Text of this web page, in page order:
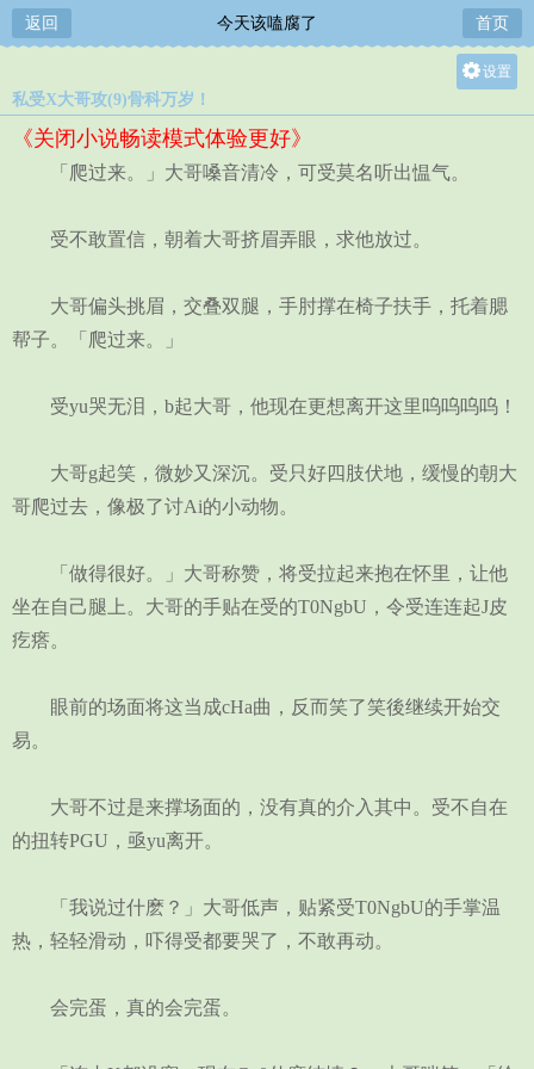
返回 今天该嗑腐了 首页
设置
私受X大哥攻(9)骨科万岁！
《关闭小说畅读模式体验更好》
「爬过来。」大哥嗓音清冷，可受莫名听出愠气。
受不敢置信，朝着大哥挤眉弄眼，求他放过。
大哥偏头挑眉，交叠双腿，手肘撑在椅子扶手，托着腮
帮子。「爬过来。」
受yu哭无泪，b起大哥，他现在更想离开这里呜呜呜呜！
大哥g起笑，微妙又深沉。受只好四肢伏地，缓慢的朝大
哥爬过去，像极了讨Ai的小动物。
「做得很好。」大哥称赞，将受拉起来抱在怀里，让他
坐在自己腿上。大哥的手贴在受的T0NgbU，令受连连起J皮
疙瘩。
眼前的场面将这当成cHa曲，反而笑了笑後继续开始交
易。
大哥不过是来撑场面的，没有真的介入其中。受不自在
的扭转PGU，亟yu离开。
「我说过什麽？」大哥低声，贴紧受T0NgbU的手掌温
热，轻轻滑动，吓得受都要哭了，不敢再动。
会完蛋，真的会完蛋。